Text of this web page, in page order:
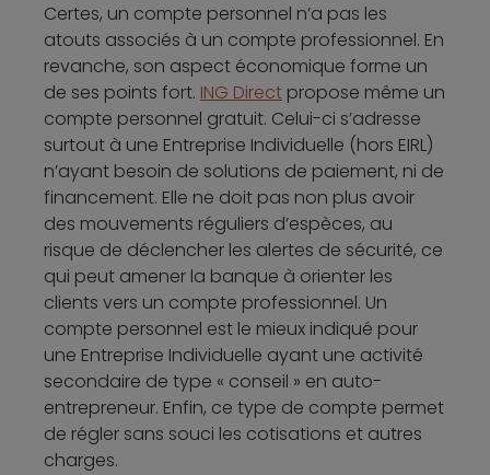
Certes, un compte personnel n’a pas les
atouts associés à un compte professionnel. En
revanche, son aspect économique forme un
de ses points fort. ING Direct propose même un
compte personnel gratuit. Celui-ci s’adresse
surtout à une Entreprise Individuelle (hors EIRL)
n’ayant besoin de solutions de paiement, ni de
financement. Elle ne doit pas non plus avoir
des mouvements réguliers d’espèces, au
risque de déclencher les alertes de sécurité, ce
qui peut amener la banque à orienter les
clients vers un compte professionnel. Un
compte personnel est le mieux indiqué pour
une Entreprise Individuelle ayant une activité
secondaire de type « conseil » en auto-
entrepreneur. Enfin, ce type de compte permet
de régler sans souci les cotisations et autres
charges.